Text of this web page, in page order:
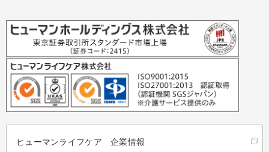
ヒューマンライフケア 企業情報